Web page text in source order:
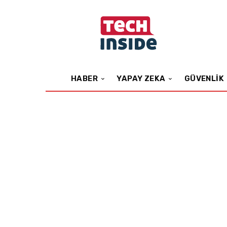
HABER YAPAY ZEKA GÜVENLIK